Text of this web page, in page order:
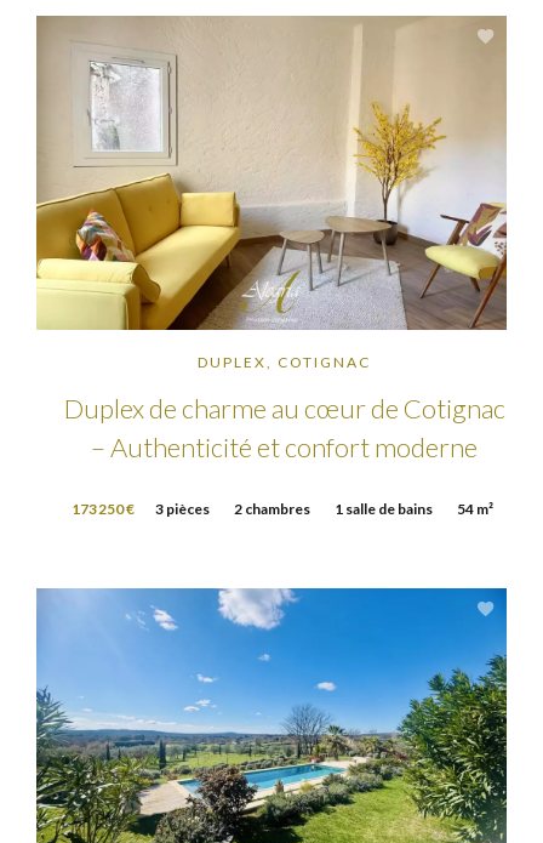
DUPLEX, COTIGNAC
Duplex de charme au cœur de Cotignac
– Authenticité et confort moderne
173 250 € 3 pièces 2 chambres 1 salle de bains 54 m²